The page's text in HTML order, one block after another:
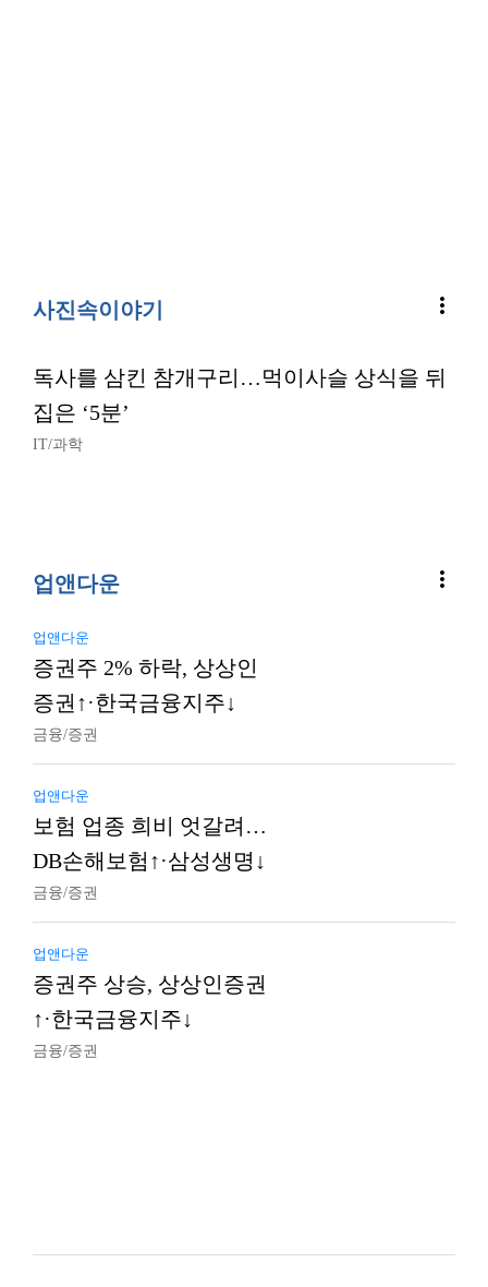
사진속이야기 more_vert
독사를 삼킨 참개구리…먹이사슬 상식을 뒤
집은 ‘5분’
IT/과학
업앤다운 more_vert
업앤다운
증권주 2% 하락, 상상인
증권↑·한국금융지주↓
금융/증권
업앤다운
보험 업종 희비 엇갈려…
DB손해보험↑·삼성생명↓
금융/증권
업앤다운
증권주 상승, 상상인증권
↑·한국금융지주↓
금융/증권